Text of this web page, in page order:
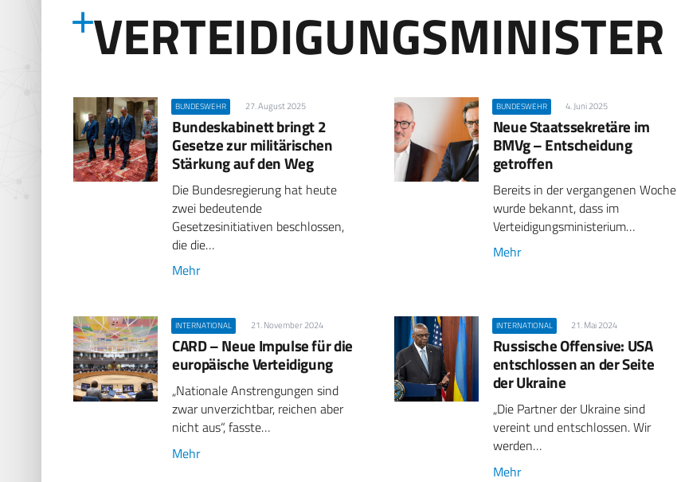
VERTEIDIGUNGSMINISTER
BUNDESWEHR 27. August 2025
Bundeskabinett bringt 2
Gesetze zur militärischen
Stärkung auf den Weg
Die Bundesregierung hat heute
zwei bedeutende
Gesetzesinitiativen beschlossen,
die die…
Mehr
BUNDESWEHR 4. Juni 2025
Neue Staatssekretäre im
BMVg – Entscheidung
getroffen
Bereits in der vergangenen Woche
wurde bekannt, dass im
Verteidigungsministerium…
Mehr
INTERNATIONAL 21. November 2024
CARD – Neue Impulse für die
europäische Verteidigung
„Nationale Anstrengungen sind
zwar unverzichtbar, reichen aber
nicht aus“, fasste…
Mehr
INTERNATIONAL 21. Mai 2024
Russische Offensive: USA
entschlossen an der Seite
der Ukraine
„Die Partner der Ukraine sind
vereint und entschlossen. Wir
werden…
Mehr